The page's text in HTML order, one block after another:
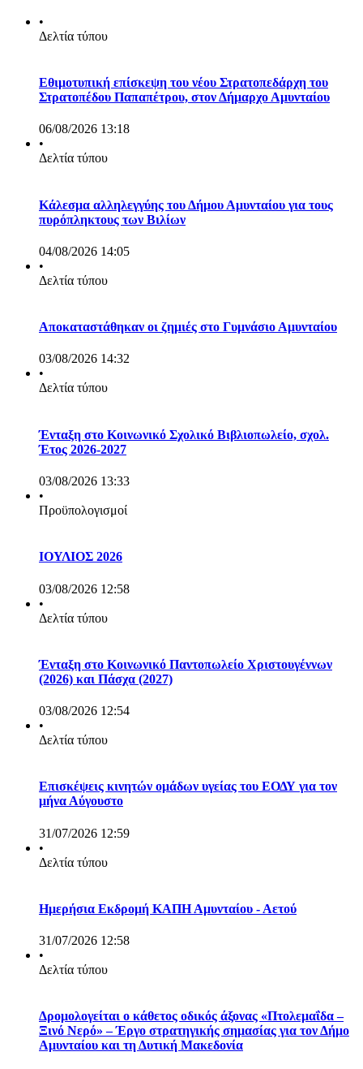
•
Δελτία τύπου
Εθιμοτυπική επίσκεψη του νέου Στρατοπεδάρχη του
Στρατοπέδου Παπαπέτρου, στον Δήμαρχο Αμυνταίου
06/08/2026 13:18
•
Δελτία τύπου
Κάλεσμα αλληλεγγύης του Δήμου Αμυνταίου για τους
πυρόπληκτους των Βιλίων
04/08/2026 14:05
•
Δελτία τύπου
Αποκαταστάθηκαν οι ζημιές στο Γυμνάσιο Αμυνταίου
03/08/2026 14:32
•
Δελτία τύπου
Ένταξη στο Κοινωνικό Σχολικό Βιβλιοπωλείο, σχολ.
Έτος 2026-2027
03/08/2026 13:33
•
Προϋπολογισμοί
ΙΟΥΛΙΟΣ 2026
03/08/2026 12:58
•
Δελτία τύπου
Ένταξη στο Κοινωνικό Παντοπωλείο Χριστουγέννων
(2026) και Πάσχα (2027)
03/08/2026 12:54
•
Δελτία τύπου
Επισκέψεις κινητών ομάδων υγείας του ΕΟΔΥ για τον
μήνα Αύγουστο
31/07/2026 12:59
•
Δελτία τύπου
Ημερήσια Εκδρομή ΚΑΠΗ Αμυνταίου - Αετού
31/07/2026 12:58
•
Δελτία τύπου
Δρομολογείται ο κάθετος οδικός άξονας «Πτολεμαΐδα –
Ξινό Νερό» – Έργο στρατηγικής σημασίας για τον Δήμο
Αμυνταίου και τη Δυτική Μακεδονία